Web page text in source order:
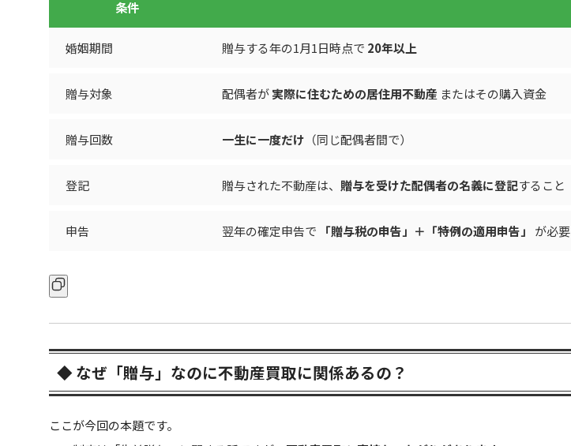
条件
婚姻期間 贈与する年の1月1日時点で 20年以上
贈与対象 配偶者が実際に住むための居住用不動産 またはその購入資金
贈与回数 一生に一度だけ （同じ配偶者間で）
登記 贈与された不動産は、 贈与を受けた配偶者の名義に登記すること
申告 翌年の確定申告で 「贈与税の申告」＋「特例の適用申告」 が必要
◆ なぜ「贈与」なのに不動産買取に関係あるの？
ここが今回の本題です。